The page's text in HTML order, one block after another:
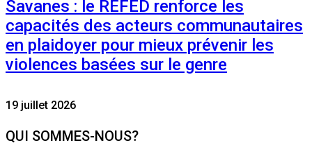
Savanes : le REFED renforce les
capacités des acteurs communautaires
en plaidoyer pour mieux prévenir les
violences basées sur le genre
19 juillet 2026
QUI SOMMES-NOUS?